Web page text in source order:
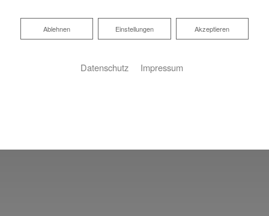
Akzeptieren
Einstellungen
Ablehnen
Ablehnen
Datenschutz Impressum